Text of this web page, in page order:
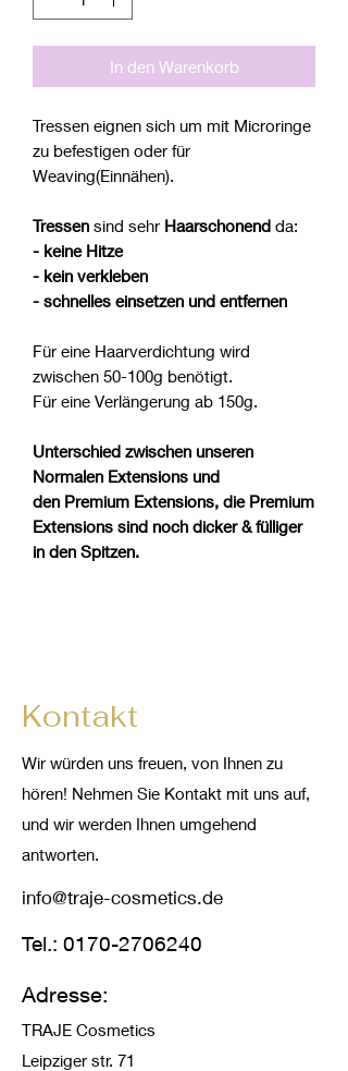
In den Warenkorb
Tressen eignen sich um mit Microringe
zu befestigen oder für
Weaving(Einnähen).
Tressen sind sehr Haarschonend da:
- keine Hitze
- kein verkleben
- schnelles einsetzen und entfernen
Für eine Haarverdichtung wird
zwischen 50-100g benötigt.
Für eine Verlängerung ab 150g.
Unterschied zwischen unseren
Normalen Extensions und
den Premium Extensions, die Premium
Extensions sind noch dicker & fülliger
in den Spitzen.
Kontakt
Wir würden uns freuen, von Ihnen zu
hören! Nehmen Sie Kontakt mit uns auf,
und wir werden Ihnen umgehend
antworten.
info@traje-cosmetics.de
Tel.: 0170-2706240
Adresse:
TRAJE Cosmetics
Leipziger str. 71